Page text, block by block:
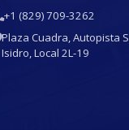
+1 (829) 709-3262
Plaza Cuadra, Autopista
Isidro, Local 2L-19